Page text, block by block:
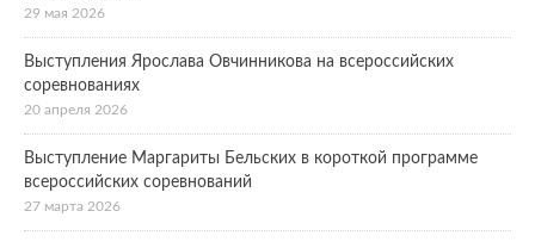
29 мая 2026
Выступления Ярослава Овчинникова на всероссийских
соревнованиях
20 апреля 2026
Выступление Маргариты Бельских в короткой программе
всероссийских соревнований
27 марта 2026